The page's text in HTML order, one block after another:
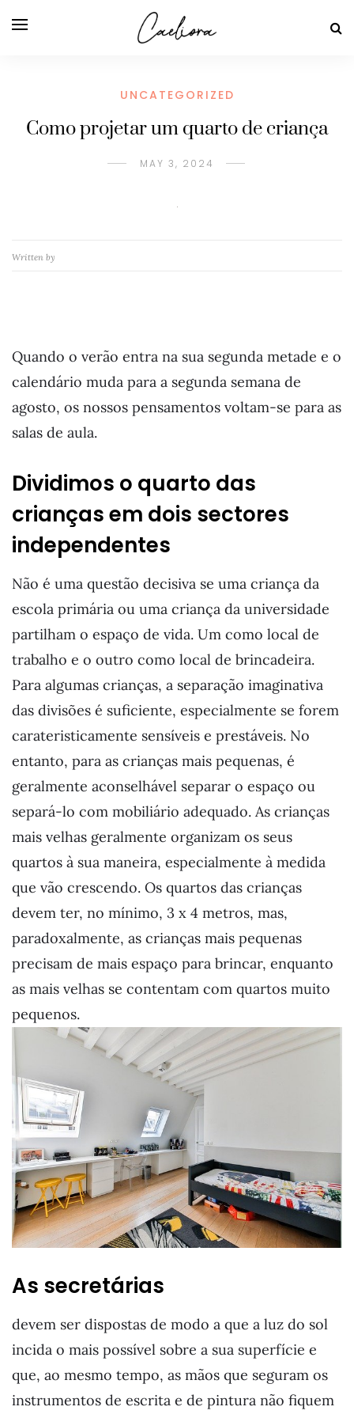
UNCATEGORIZED
Como projetar um quarto de criança
MAY 3, 2024
Written by
Quando o verão entra na sua segunda metade e o
calendário muda para a segunda semana de
agosto, os nossos pensamentos voltam-se para as
salas de aula.
Dividimos o quarto das
crianças em dois sectores
independentes
Não é uma questão decisiva se uma criança da
escola primária ou uma criança da universidade
partilham o espaço de vida. Um como local de
trabalho e o outro como local de brincadeira.
Para algumas crianças, a separação imaginativa
das divisões é suficiente, especialmente se forem
carateristicamente sensíveis e prestáveis. No
entanto, para as crianças mais pequenas, é
geralmente aconselhável separar o espaço ou
separá-lo com mobiliário adequado. As crianças
mais velhas geralmente organizam os seus
quartos à sua maneira, especialmente à medida
que vão crescendo. Os quartos das crianças
devem ter, no mínimo, 3 x 4 metros, mas,
paradoxalmente, as crianças mais pequenas
precisam de mais espaço para brincar, enquanto
as mais velhas se contentam com quartos muito
pequenos.
As secretárias
devem ser dispostas de modo a que a luz do sol
incida o mais possível sobre a sua superfície e
que, ao mesmo tempo, as mãos que seguram os
instrumentos de escrita e de pintura não fiquem